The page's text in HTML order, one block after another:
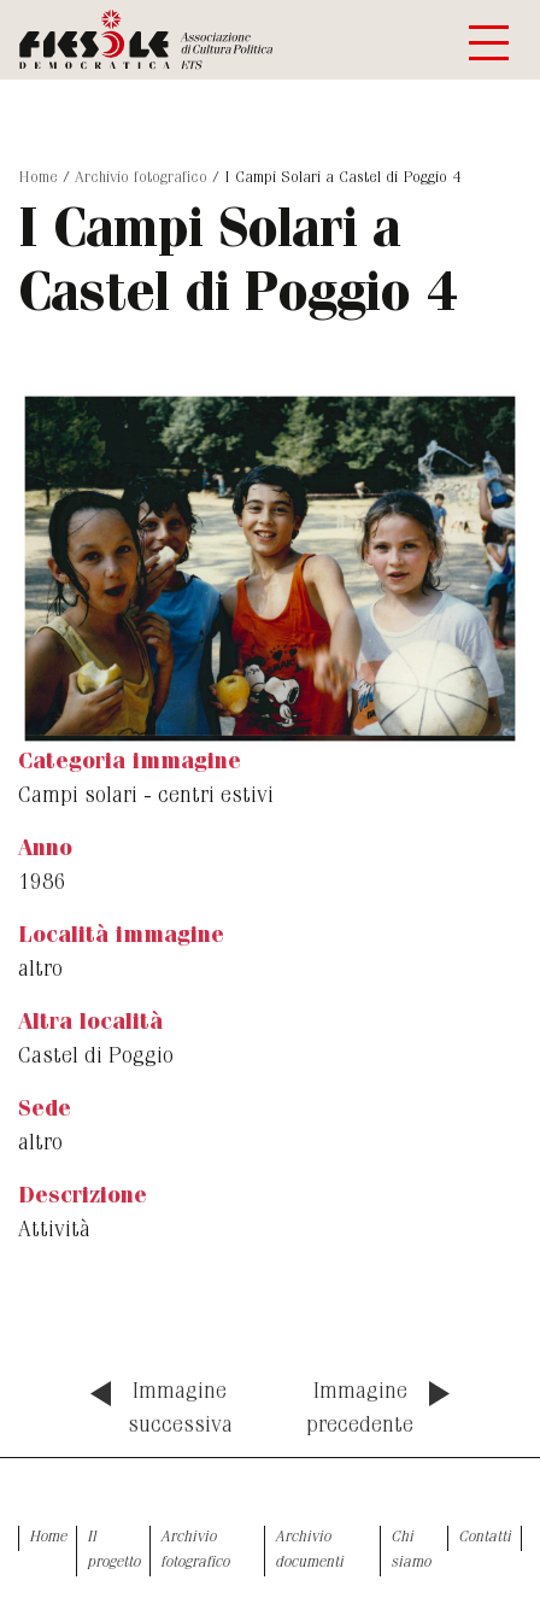
Home / Archivio fotografico / I Campi Solari a Castel di Poggio 4
I Campi Solari a
Castel di Poggio 4
Categoria immagine
Campi solari - centri estivi
Anno
1986
Località immagine
altro
Altra località
Castel di Poggio
Sede
altro
Descrizione
Attività
Immagine
successiva
Immagine
precedente
Home
Il
progetto
Archivio
fotografico
Archivio
documenti
Chi
siamo
Contatti